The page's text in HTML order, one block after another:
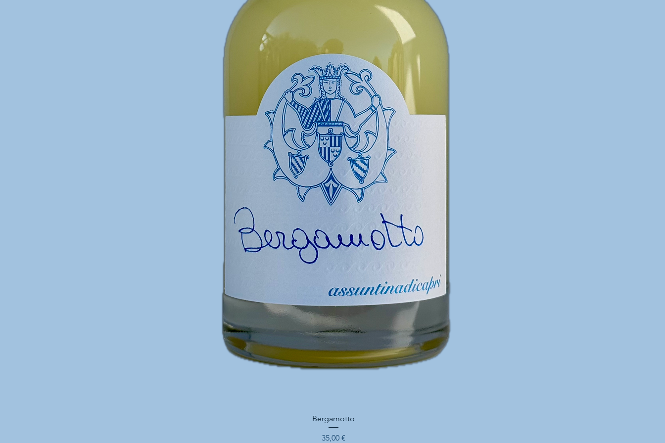
Vista rapida
Bergamotto
Prezzo
35,00 €